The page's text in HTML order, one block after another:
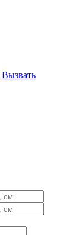
Вызвать